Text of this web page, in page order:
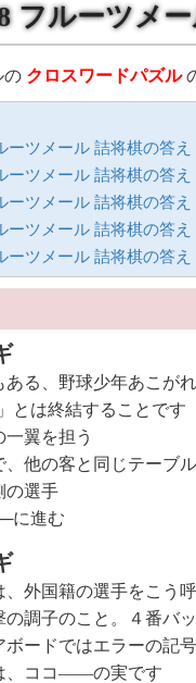
フルーツメ
の クロスワードパズル
ーツメール 詰将棋の答え
ーツメール 詰将棋の答え
ーツメール 詰将棋の答え
ーツメール 詰将棋の答え
ーツメール 詰将棋の答え
ある、野球少年あこが
とは終結することです
翼を担う
、他の客と同じテーブ
の選手
に進む
、外国籍の選手をこう
の調子のこと。４番バ
ボードではエラーの記
、ココ――の実です